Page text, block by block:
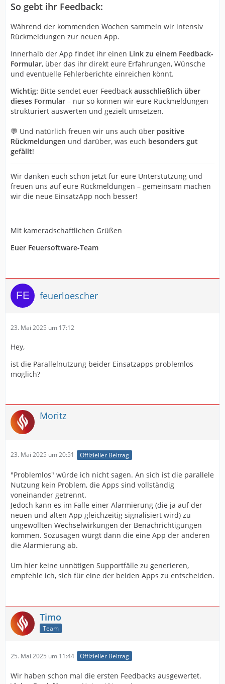
So gebt ihr Feedback:
Während der kommenden Wochen sammeln wir intensiv
Rückmeldungen zur neuen App.
Innerhalb der App findet ihr einen Link zu einem Feedback-
Formular, über das ihr direkt eure Erfahrungen, Wünsche
und eventuelle Fehlerberichte einreichen könnt.
Wichtig: Bitte sendet euer Feedback ausschließlich über
dieses Formular – nur so können wir eure Rückmeldungen
strukturiert auswerten und gezielt umsetzen.
💬 Und natürlich freuen wir uns auch über positive
Rückmeldungen und darüber, was euch besonders gut
gefällt!
Wir danken euch schon jetzt für eure Unterstützung und
freuen uns auf eure Rückmeldungen – gemeinsam machen
wir die neue EinsatzApp noch besser!
Mit kameradschaftlichen Grüßen
Euer Feuersoftware-Team
feuerloescher
23. Mai 2025 um 17:12
Hey,
ist die Parallelnutzung beider Einsatzapps problemlos
möglich?
Moritz
23. Mai 2025 um 20:51 Offizieller Beitrag
"Problemlos" würde ich nicht sagen. An sich ist die parallele
Nutzung kein Problem, die Apps sind vollständig
voneinander getrennt.
Jedoch kann es im Falle einer Alarmierung (die ja auf der
neuen und alten App gleichzeitig signalisiert wird) zu
ungewollten Wechselwirkungen der Benachrichtigungen
kommen. Sozusagen würgt dann die eine App der anderen
die Alarmierung ab.
Um hier keine unnötigen Supportfälle zu generieren,
empfehle ich, sich für eine der beiden Apps zu entscheiden.
Timo
Team
25. Mai 2025 um 11:44 Offizieller Beitrag
Wir haben schon mal die ersten Feedbacks ausgewertet.